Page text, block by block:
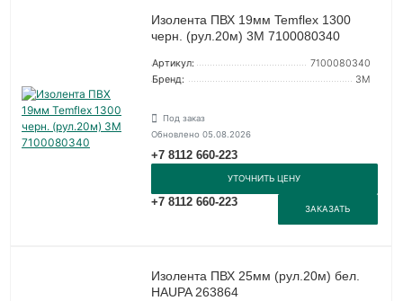
Изолента ПВХ 19мм Temflex 1300
черн. (рул.20м) 3М 7100080340
Артикул:
7100080340
Бренд:
3М
Под заказ
Обновлено 05.08.2026
+7 8112 660-223
УТОЧНИТЬ ЦЕНУ
+7 8112 660-223
ЗАКАЗАТЬ
Изолента ПВХ 25мм (рул.20м) бел.
HAUPA 263864